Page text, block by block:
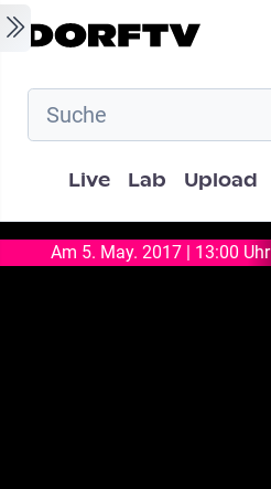
Skip to main content
Hauptnavigation
Live Lab Upload
Am 5. May. 2017 | 13:00 Uhr